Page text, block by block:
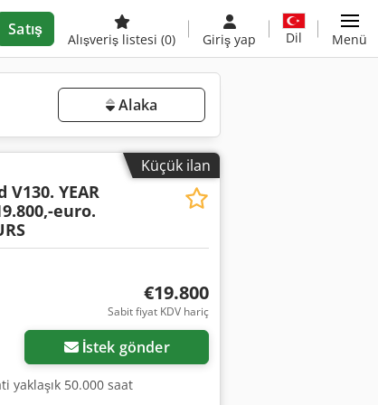
Satış
Alışveriş listesi (0) Giriş yap Dil Menü
Alaka
Küçük ilan
Daha fazla fotoğraf
V130. YEAR
euro.
€19.800
Sabit fiyat KDV hariç
İstek gönder
yaklaşık 50.000 saat